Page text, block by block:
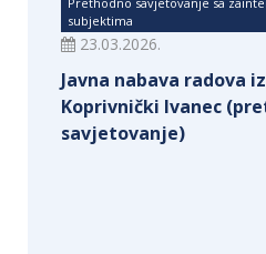
subjektima
23.03.2026.
Javna nabava radova
Koprivnički Ivanec
savjetovanje)